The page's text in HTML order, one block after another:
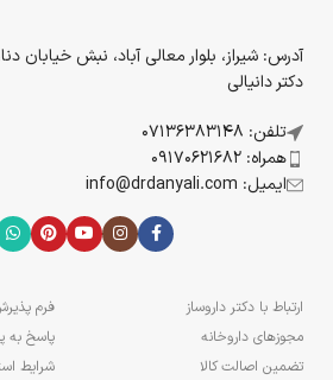
آدرس: شیراز، بلوار معالی آباد، نبش خیابان
دکتر دانیالی
تلفن: 07136383148
همراه: 09170621682
ایمیل: info@drdanyali.com
ارتباط با دکتر داروساز
مجوزهای داروخانه
تضمین اصالت کالا
فرم
پاسخ به
شرایط